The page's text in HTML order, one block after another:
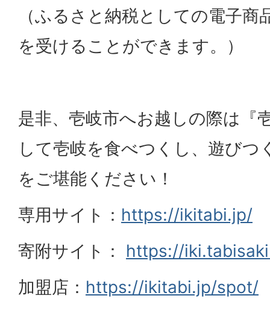
（ふるさと納税としての電子
を受けることができます。）
是非、壱岐市へお越しの際は『
して壱岐を食べつくし、遊びつ
をご堪能ください！
専用サイト： https://ikitabi.jp/
寄附サイト： https://
加盟店： https://ikitabi.jp/spot/